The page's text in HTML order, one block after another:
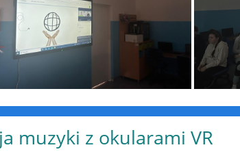
muzyki z okularami VR